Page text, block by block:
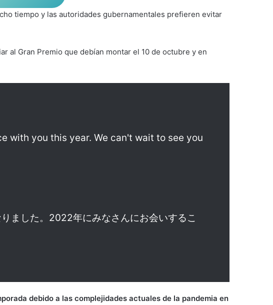
tiempo y las autoridades gubernamentales prefieren evitar
al Gran Premio que debían montar el 10 de octubre y en
with you this year. We can't wait to see you
ました。2022年にみなさんにお会いするこ
debido a las complejidades actuales de la pandemia en